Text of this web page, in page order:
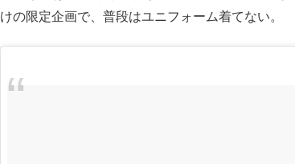
けの限定企画で、普段はユニフォーム着てない。